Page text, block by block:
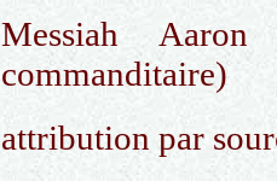
Messiah
commanditaire)
attribution par